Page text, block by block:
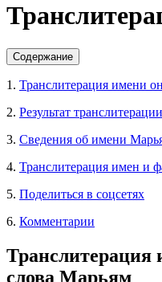
Содержание
1. Транслитерация имени
2. Результат
3. Сведения об имени
4. Транслитерация имен и
5. Поделиться в соцсетях
6. Комментарии
слова Марьям